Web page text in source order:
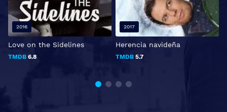
Love on the Sidelines
TMDB 6.8
2016
Herencia navideña
TMDB 5.7
2017